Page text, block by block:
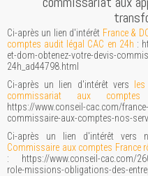
Ci-après un lien d'intérêt France &
comptes audit légal CAC en 24h :
et-dom-obtenez-votre-devis-
24h_ad44798.html
Ci-après un lien d'intérêt vers
commissariat aux
https://www.conseil-cac.com/
commissaire-aux-comptes-nos-
Ci-après un lien d'intérêt vers
Commissaire aux comptes France
: https://www.conseil-cac.com/
role-missions-obligations-des-